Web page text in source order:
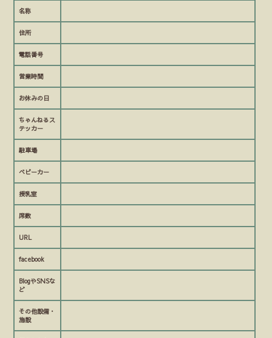
名称
住所
電話番号
営業時間
お休みの日
ちゃんねるス
テッカー
駐車場
ベビーカー
授乳室
席数
URL
facebook
BlogやSNSな
ど
その他設備・
施設